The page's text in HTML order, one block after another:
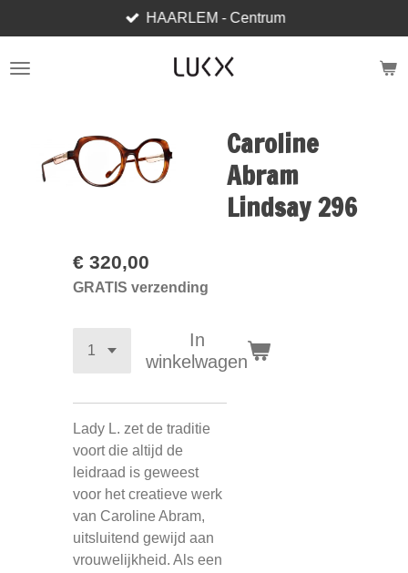
direct
naar
HAARLEM - Centrum
Caroline
Abram
Lindsay 296
€ 320,00
GRATIS verzending
In
winkelwagen
Lady L. zet de traditie
voort die altijd de
leidraad is geweest
voor het creatieve werk
van Caroline Abram,
uitsluitend gewijd aan
vrouwelijkheid. Als een